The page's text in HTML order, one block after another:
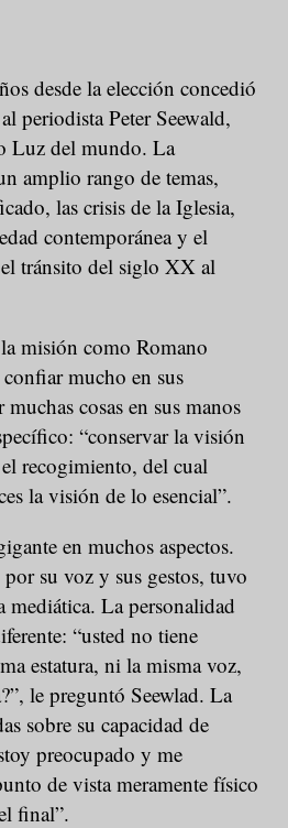
desde la elección concedió
periodista Peter Seewald,
Luz del mundo. La
amplio rango de temas,
las crisis de la Iglesia,
contemporánea y el
tránsito del siglo XX al
misión como Romano
mucho en sus
cosas en sus manos
“conservar la visión
recogimiento, del cual
la visión de lo esencial”.
en muchos aspectos.
su voz y sus gestos, tuvo
mediática. La personalidad
“usted no tiene
estatura, ni la misma voz,
le preguntó Seewlad. La
sobre su capacidad de
preocupado y me
de vista meramente físico
final”.